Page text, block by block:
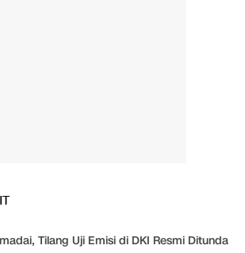
Tilang Uji Emisi di DKI Resmi Ditunda